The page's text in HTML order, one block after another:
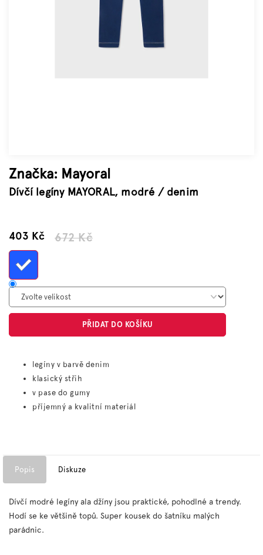
Značka: Mayoral
Dívčí legíny MAYORAL, modré / denim
672 Kč
403 KčMěrná
PŘIDAT DO KOŠÍKU
legíny v barvě denim
klasický střih
v pase do gumy
příjemný a kvalitní materiál
Popis Diskuze
Dívčí modré legíny ala džíny jsou praktické, pohodlné a trendy.
Hodí se ke většině topů. Super kousek do šatníku malých
parádnic.